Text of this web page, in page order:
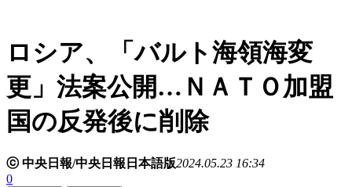
ロシア、「バルト海領海変
更」法案公開…ＮＡＴＯ加盟
国の反発後に削除
ⓒ 中央日報/中央日報日本語版2024.05.23 16:34
0